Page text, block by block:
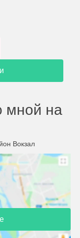
мной на
Вокзал